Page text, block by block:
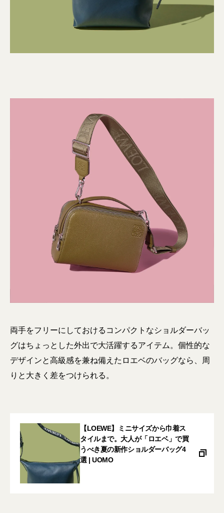
両手をフリーにしておけるコンパクトなショルダーバッ
グはちょっとした外出で大活躍するアイテム。個性的な
デザインと高級感を兼ね備えたロエベのバッグなら、周
りと大きく差をつけられる。
【LOEWE】ミニサイズから巾着ス
タイルまで。大人が「ロエベ」で買
うべき夏の新作ショルダーバッグ4
選 | UOMO